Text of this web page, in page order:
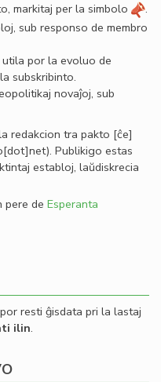
markitaj per la simbolo
.
sub responso de membro
por la evoluo de
subskribinto.
novaĵoj, sub
redakcion tra pakto [ĉe]
. Publikigo estas
establoj, laŭdiskrecia
pere de Esperanta
por resti ĝisdata pri la lastaj
ilin.